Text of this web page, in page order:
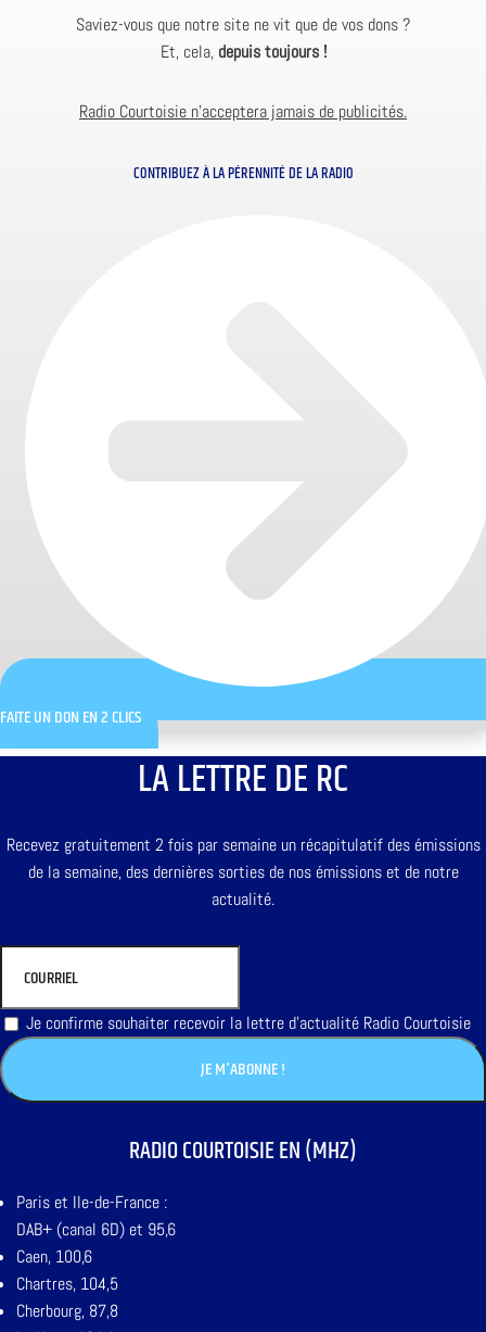
Saviez-vous que notre site ne vit que de vos dons ?
Et, cela, depuis toujours !
Radio Courtoisie n’acceptera jamais de publicités.
CONTRIBUEZ À LA PÉRENNITÉ DE LA RADIO
FAITE UN DON EN 2 CLICS
LA LETTRE DE RC
Recevez gratuitement 2 fois par semaine un récapitulatif des émissions
de la semaine, des dernières sorties de nos émissions et de notre
actualité.
Je confirme souhaiter recevoir la lettre d'actualité Radio Courtoisie
RADIO COURTOISIE EN (MHZ)
Paris et Ile-de-France :
DAB+ (canal 6D) et 95,6
Caen, 100,6
Chartres, 104,5
Cherbourg, 87,8